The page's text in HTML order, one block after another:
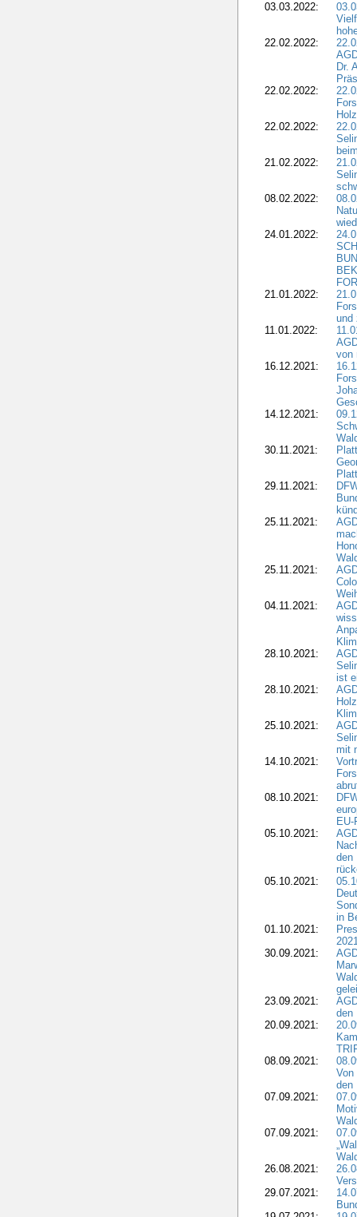
03.03.2022:
22.02.2022:
Dr.
22.02.2022:
22.02.2022:
21.02.2022:
08.02.2022:
24.01.2022:
21.01.2022:
und
11.01.2022:
von
16.12.2021:
14.12.2021:
30.11.2021:
29.11.2021:
25.11.2021:
25.11.2021:
04.11.2021:
28.10.2021:
ist
28.10.2021:
25.10.2021:
mit
14.10.2021:
08.10.2021:
05.10.2021:
den
05.10.2021:
in
01.10.2021:
30.09.2021:
23.09.2021:
den
20.09.2021:
08.09.2021:
den
07.09.2021:
07.09.2021:
26.08.2021:
29.07.2021: